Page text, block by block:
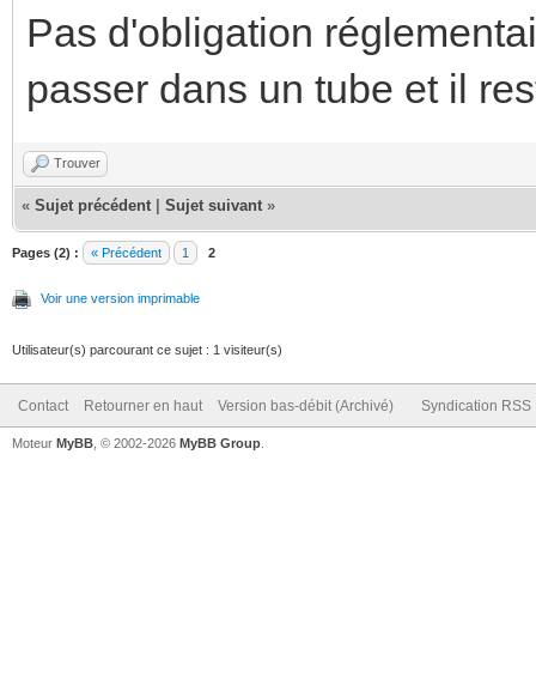
Pas d'obligation
passer dans un tube et il
Trouver
« Sujet précédent Sujet suivant »
Pages (2) : « Précédent 1 2
Voir une version imprimable
Utilisateur(s) parcourant ce sujet : 1 visiteur(s)
Contact Retourner en haut Version bas-débit (Archivé) Syndication RSS
Moteur MyBB , © 2002-2026 MyBB Group